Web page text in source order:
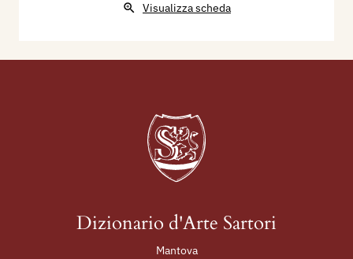
Visualizza scheda
Dizionario d'Arte Sartori
Mantova